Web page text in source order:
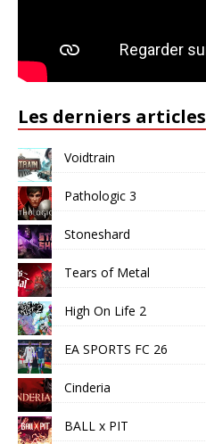
Les derniers articles
Voidtrain
Pathologic 3
Stoneshard
Tears of Metal
High On Life 2
EA SPORTS FC 26
Cinderia
BALL x PIT